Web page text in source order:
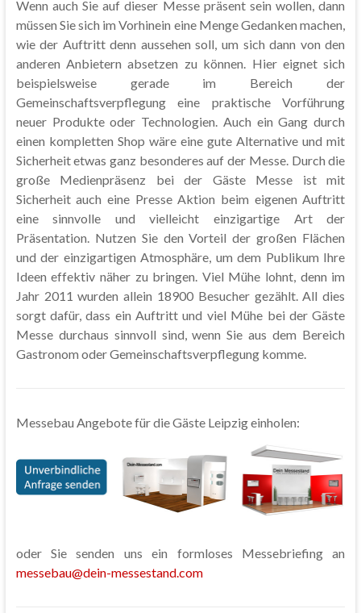
Wenn auch Sie auf dieser Messe präsent sein wollen, dann
müssen Sie sich im Vorhinein eine Menge Gedanken machen,
wie der Auftritt denn aussehen soll, um sich dann von den
anderen Anbietern absetzen zu können. Hier eignet sich
beispielsweise gerade im Bereich der
Gemeinschaftsverpflegung eine praktische Vorführung
neuer Produkte oder Technologien. Auch ein Gang durch
einen kompletten Shop wäre eine gute Alternative und mit
Sicherheit etwas ganz besonderes auf der Messe. Durch die
große Medienpräsenz bei der Gäste Messe ist mit
Sicherheit auch eine Presse Aktion beim eigenen Auftritt
eine sinnvolle und vielleicht einzigartige Art der
Präsentation. Nutzen Sie den Vorteil der großen Flächen
und der einzigartigen Atmosphäre, um dem Publikum Ihre
Ideen effektiv näher zu bringen. Viel Mühe lohnt, denn im
Jahr 2011 wurden allein 18900 Besucher gezählt. All dies
sorgt dafür, dass ein Auftritt und viel Mühe bei der Gäste
Messe durchaus sinnvoll sind, wenn Sie aus dem Bereich
Gastronom oder Gemeinschaftsverpflegung komme.
Messebau Angebote für die Gäste Leipzig einholen:
oder Sie senden uns ein formloses Messebriefing an
messebau@dein-messestand.com